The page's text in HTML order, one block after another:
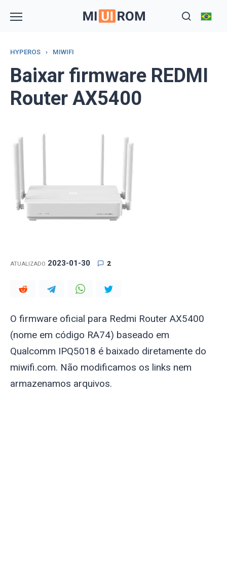
HYPEROS › MIWIFI
Baixar firmware REDMI
Router AX5400
ATUALIZADO 2023-01-30 2
O firmware oficial para Redmi Router AX5400
(nome em código RA74) baseado em
Qualcomm IPQ5018 é baixado diretamente do
miwifi.com. Não modificamos os links nem
armazenamos arquivos.